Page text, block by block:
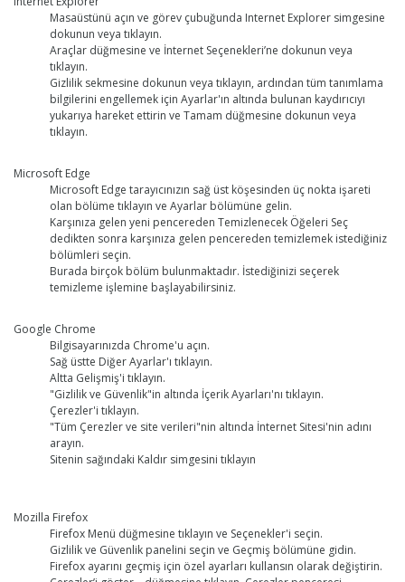
Masaüstünü açın ve görev çubuğunda Internet Explorer simgesine
dokunun veya tıklayın.
Araçlar düğmesine ve İnternet Seçenekleri’ne dokunun veya
tıklayın.
Gizlilik sekmesine dokunun veya tıklayın, ardından tüm tanımlama
bilgilerini engellemek için Ayarlar'ın altında bulunan kaydırıcıyı
yukarıya hareket ettirin ve Tamam düğmesine dokunun veya
tıklayın.
Microsoft Edge
Microsoft Edge tarayıcınızın sağ üst köşesinden üç nokta işareti
olan bölüme tıklayın ve Ayarlar bölümüne gelin.
Karşınıza gelen yeni pencereden Temizlenecek Öğeleri Seç
dedikten sonra karşınıza gelen pencereden temizlemek istediğiniz
bölümleri seçin.
Burada birçok bölüm bulunmaktadır. İstediğinizi seçerek
temizleme işlemine başlayabilirsiniz.
Google Chrome
Bilgisayarınızda Chrome'u açın.
Sağ üstte Diğer Ayarlar'ı tıklayın.
Altta Gelişmiş'i tıklayın.
"Gizlilik ve Güvenlik"in altında İçerik Ayarları'nı tıklayın.
Çerezler'i tıklayın.
"Tüm Çerezler ve site verileri"nin altında İnternet Sitesi'nin adını
arayın.
Sitenin sağındaki Kaldır simgesini tıklayın
Mozilla Firefox
Firefox Menü düğmesine tıklayın ve Seçenekler'i seçin.
Gizlilik ve Güvenlik panelini seçin ve Geçmiş bölümüne gidin.
Firefox ayarını geçmiş için özel ayarları kullansın olarak değiştirin.